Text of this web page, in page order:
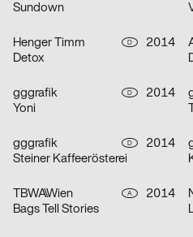
Sundown
Henger Timm D
2014
Detox
gggrafik D
2014
Yoni
gggrafik D
2014
Steiner Kaffeerösterei
TBWA\Wien A
2014
Bags Tell Stories